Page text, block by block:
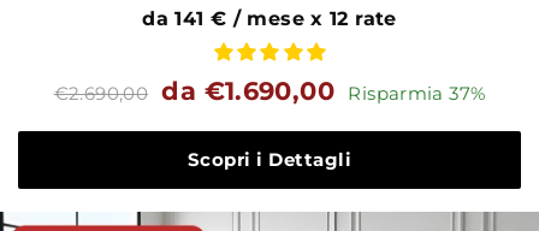
da 141 € / mese x 12 rate
Prezzo
standard
€2.690,00 Prezzo
da €1.690,00 Risparmia 37%
Scopri i Dettagli